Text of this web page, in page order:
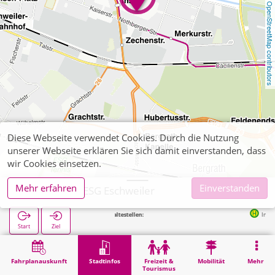
OpenStreetMap contributors
Fahrplanauskunft Stadtinfos
Freizeit &
Tourismus
Mobilität Mehr
Eschweiler, ESG Eschweiler
Start Ziel
Nächste Haltestellen: Insel in 110m
Stadtinfos Eschweiler, ESG Eschweiler
Diese Webseite verwendet Cookies. Durch die Nutzung
unserer Webseite erklären Sie sich damit einverstanden, dass
wir Cookies einsetzen.
Mehr erfahren
Einverstanden